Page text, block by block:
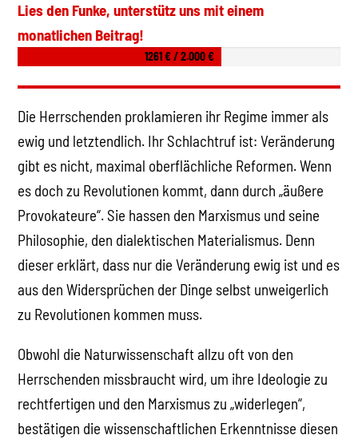
Lies den Funke, unterstütz uns mit einem
monatlichen Beitrag!
1261 € / 2.000 €
Die Herrschenden proklamieren ihr Regime immer als
ewig und letztendlich. Ihr Schlachtruf ist: Veränderung
gibt es nicht, maximal oberflächliche Reformen. Wenn
es doch zu Revolutionen kommt, dann durch „äußere
Provokateure“. Sie hassen den Marxismus und seine
Philosophie, den dialektischen Materialismus. Denn
dieser erklärt, dass nur die Veränderung ewig ist und es
aus den Widersprüchen der Dinge selbst unweigerlich
zu Revolutionen kommen muss.
Obwohl die Naturwissenschaft allzu oft von den
Herrschenden missbraucht wird, um ihre Ideologie zu
rechtfertigen und den Marxismus zu „widerlegen“,
bestätigen die wissenschaftlichen Erkenntnisse diesen